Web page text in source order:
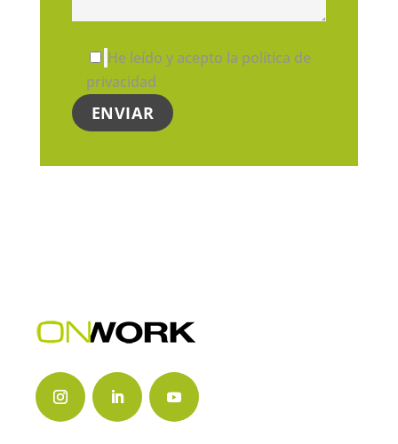
He leído y acepto la política de
privacidad